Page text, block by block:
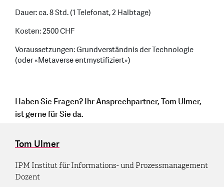
Dauer: ca. 8 Std. (1 Telefonat, 2 Halbtage)
Kosten: 2500 CHF
Voraussetzungen: Grundverständnis der Technologie
(oder «Metaverse entmystifiziert»)
Haben Sie Fragen? Ihr Ansprechpartner, Tom Ulmer,
ist gerne für Sie da.
Tom Ulmer
IPM Institut für Informations- und Prozessmanagement
Dozent